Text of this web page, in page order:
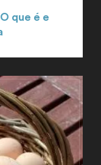
que é e